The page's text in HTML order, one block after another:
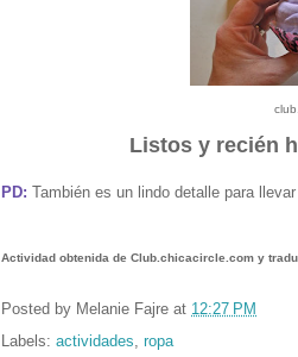
Listos y recién
PD: También es un lindo detalle para
Actividad obtenida de Club.chicacircle.com y
Posted by Melanie Fajre at 12:27 PM
Labels: actividades ropa